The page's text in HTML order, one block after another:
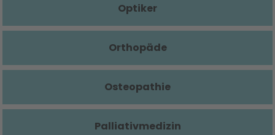
Optiker
Orthopäde
Osteopathie
Palliativmedizin